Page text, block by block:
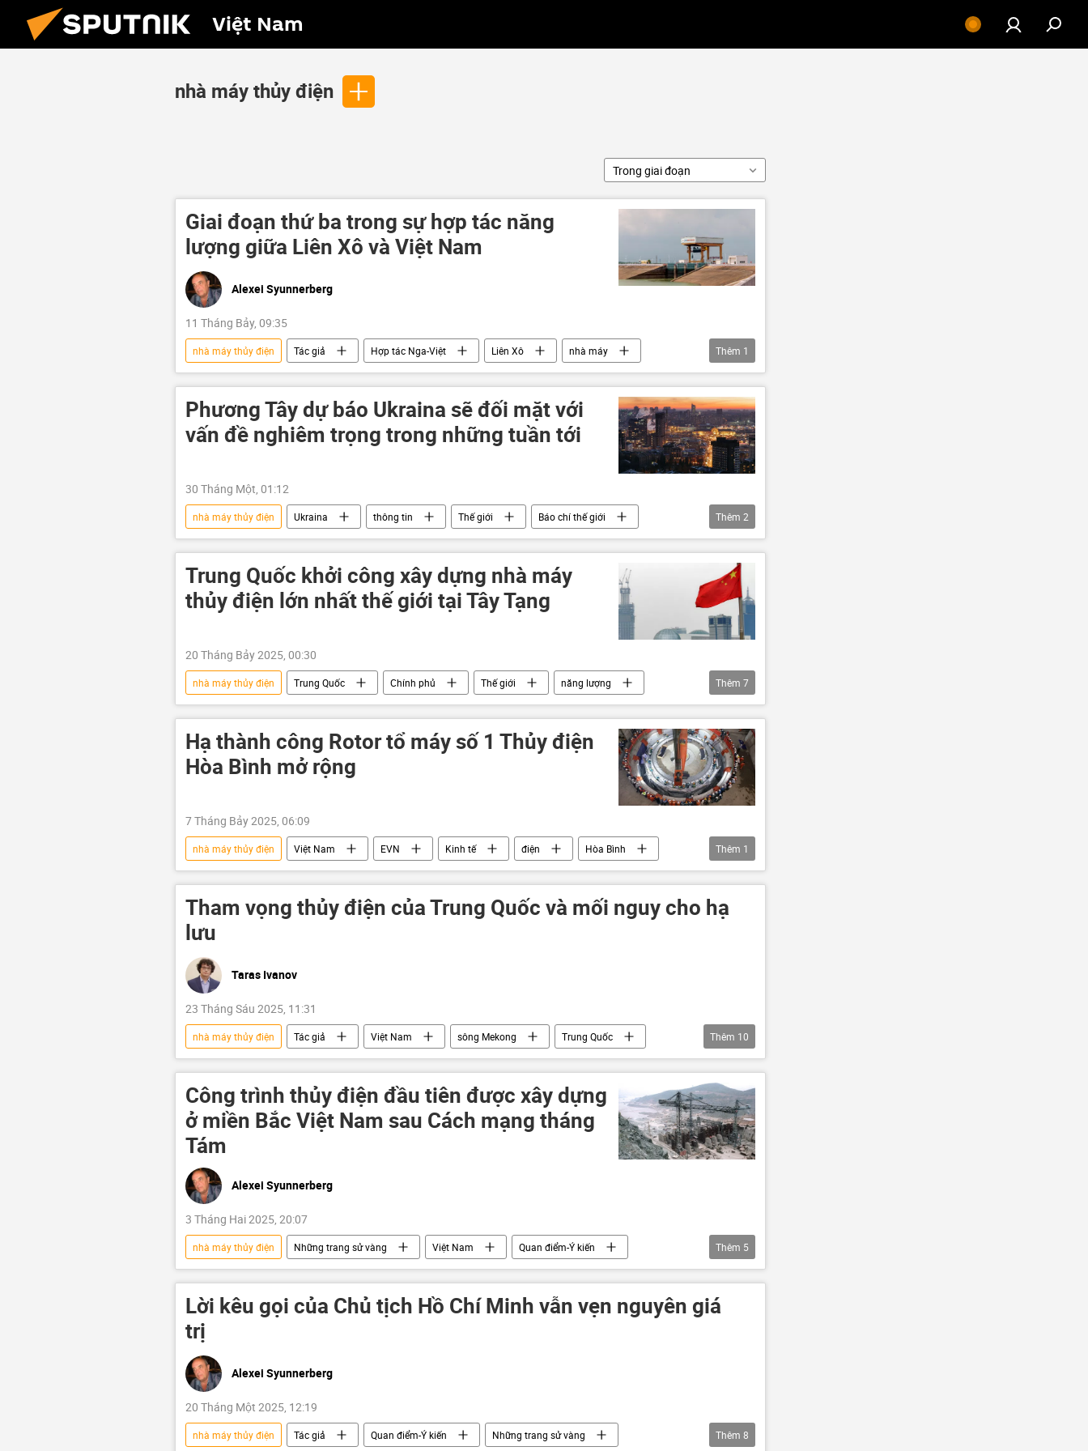
Việt Nam
nhà máy thủy điện
Trong giai đoạn
Giai đoạn thứ ba trong sự hợp tác năng
lượng giữa Liên Xô và Việt Nam
Alexei Syunnerberg
11 Tháng Bảy, 09:35
nhà máy thủy điện Tác giả Hợp tác Nga-Việt Liên Xô
nhà máy
Việt Nam
Thêm 1
Phương Tây dự báo Ukraina sẽ đối mặt với
vấn đề nghiêm trọng trong những tuần tới
30 Tháng Một, 01:12
nhà máy thủy điện Ukraina thông tin Thế giới
Báo chí thế giới
năng lượng
nhà máy nhiệt điện
Thêm 2
Trung Quốc khởi công xây dựng nhà máy
thủy điện lớn nhất thế giới tại Tây Tạng
20 Tháng Bảy 2025, 00:30
nhà máy thủy điện Trung Quốc Chính phủ Thế giới
năng lượng
Bộ Ngoại giao Trung Quốc
Ấn Độ quan hệ nhà máy
xây dựng
Báo chí thế giới
Tây Tạng
Thêm 7
Hạ thành công Rotor tổ máy số 1 Thủy điện
Hòa Bình mở rộng
7 Tháng Bảy 2025, 06:09
nhà máy thủy điện Việt Nam EVN Kinh tế điện
Hòa Bình
xây dựng
Thêm 1
Tham vọng thủy điện của Trung Quốc và mối nguy cho hạ
lưu
Taras Ivanov
23 Tháng Sáu 2025, 11:31
nhà máy thủy điện Tác giả Việt Nam sông Mekong
Trung Quốc
Lào
Campuchia Thái Lan nước năng lượng
thủy điện
môi trường
sinh thái-môi trường Xã hội
Thêm 10
Công trình thủy điện đầu tiên được xây dựng
ở miền Bắc Việt Nam sau Cách mạng tháng
Tám
Alexei Syunnerberg
3 Tháng Hai 2025, 20:07
nhà máy thủy điện Những trang sử vàng Việt Nam
Quan điểm-Ý kiến
Tác giả
xây dựng Liên Xô công nhân
người lao động
Hồ Chí Minh
Thêm 5
Lời kêu gọi của Chủ tịch Hồ Chí Minh vẫn vẹn nguyên giá
trị
Alexei Syunnerberg
20 Tháng Một 2025, 12:19
nhà máy thủy điện Tác giả Quan điểm-Ý kiến
Những trang sử vàng
Thêm 8